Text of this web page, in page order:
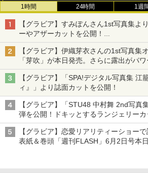
1時間 24時間 1週
【グラビア】すみぽんさん1st写真集よ
ーやアザーカットを公開！
タイトルは「offcourt（オフコート）」
【グラビア】伊織芽衣さんの1st写真集
「芽吹」が本日発売。さらに露出がパワ
【グラビア】「SPA!デジタル写真集 江
ィ』」より誌面カットを公開！
【グラビア】「STU48 中村舞 2nd写真
弾を公開！ドキッとするランジェリー
【グラビア】恋愛リアリティーショー
表紙＆巻頭「週刊FLASH」6月2日号本